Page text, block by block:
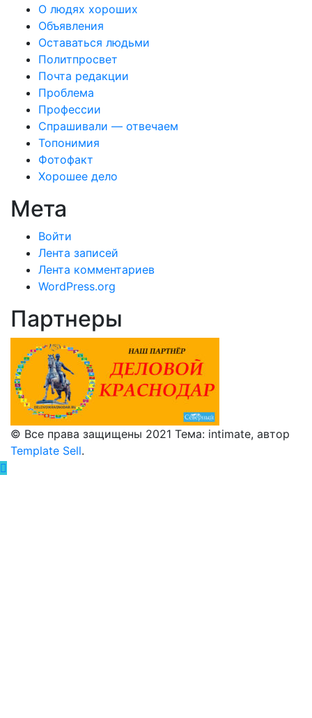
О людях хороших
Объявления
Оставаться людьми
Политпросвет
Почта редакции
Проблема
Профессии
Спрашивали — отвечаем
Топонимия
Фотофакт
Хорошее дело
Мета
Войти
Лента записей
Лента комментариев
WordPress.org
Партнеры
© Все права защищены 2021 Тема: intimate, автор
Template Sell.